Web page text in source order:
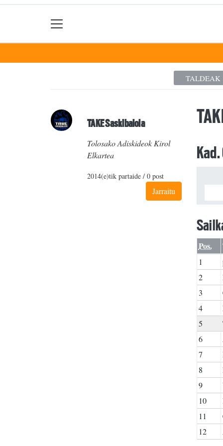
TALDEAK
TAKE Saskibaloia
Tolosako Adiskideok Kirol
Elkartea
2014(e)tik partaide / 0 post
Jarraitu
Pos.
1
2
3
4
5
6
7
8
9
10
11
12